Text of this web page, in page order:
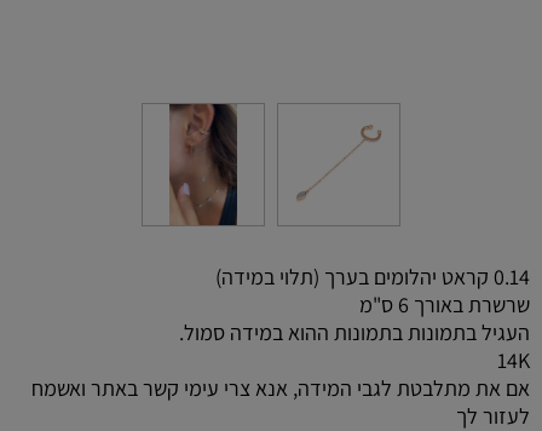
0.14 קראט יהלומים בערך (תלוי במידה)
שרשרת באורך 6 ס"מ
העגיל בתמונות בתמונות ההוא במידה סמול.
14K
אם את מתלבטת לגבי המידה, אנא צרי עימי קשר באתר ואשמח
לעזור לך